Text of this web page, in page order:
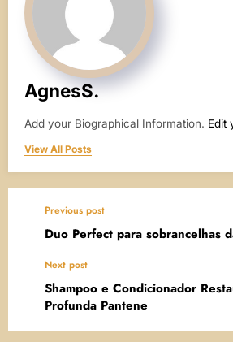
AgnesS.
Add your Biographical Information. Edit
View All Posts
Previous post
Duo Perfect para sobrancelhas
Next post
Shampoo e Condicionador
Profunda Pantene